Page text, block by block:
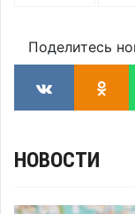
Поделитесь
НОВОСТИ